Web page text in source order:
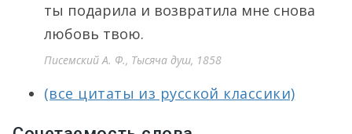
ты подарила и возвратила мне снова
любовь твою.
Писемский А. Ф., Тысяча душ, 1858
(все цитаты из русской классики)